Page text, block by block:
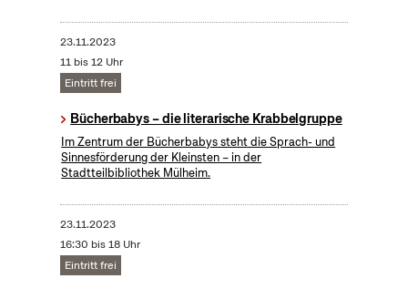
23.11.2023
11 bis 12 Uhr
Eintritt frei
Bücherbabys – die literarische Krabbelgruppe
Im Zentrum der Bücherbabys steht die Sprach- und
Sinnesförderung der Kleinsten – in der
Stadtteilbibliothek Mülheim.
23.11.2023
16:30 bis 18 Uhr
Eintritt frei